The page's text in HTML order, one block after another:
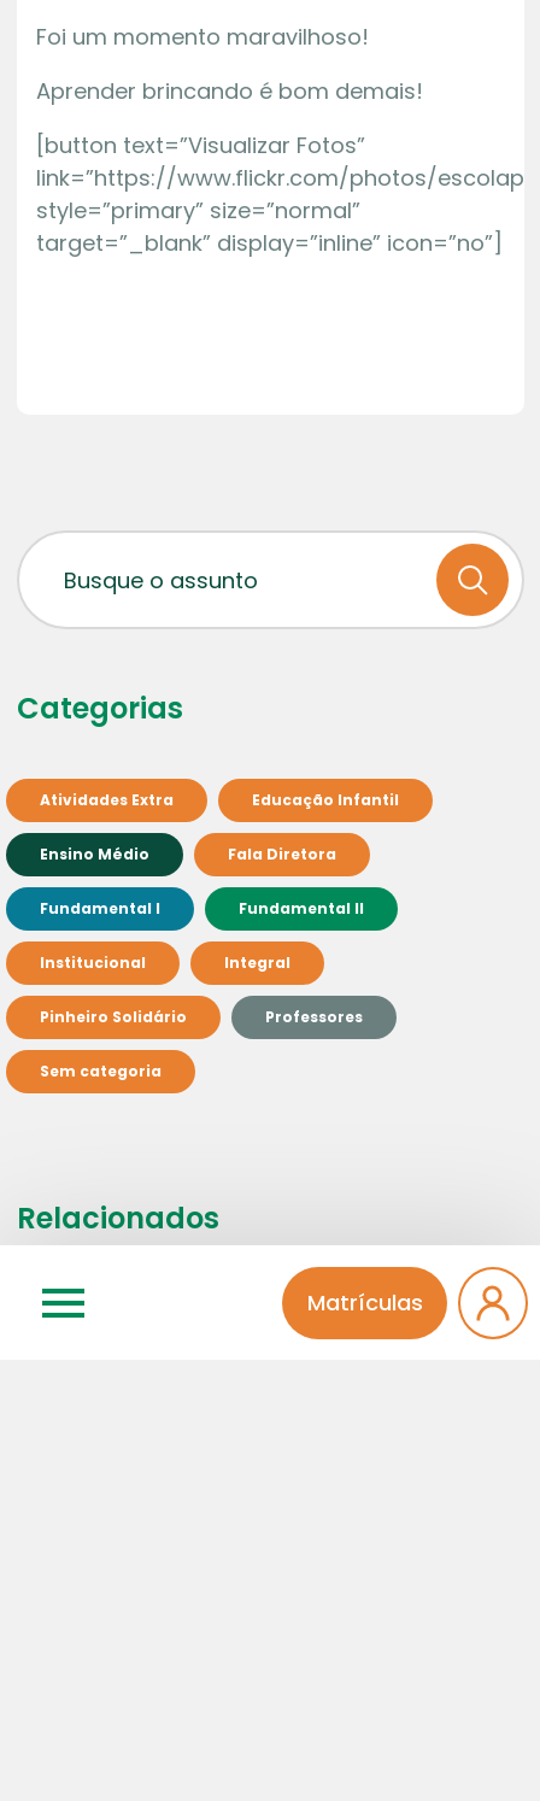
Matrículas
Foi um momento maravilhoso!
Aprender brincando é bom demais!
[button text=”Visualizar Fotos”
link=”https://www.flickr.com/photos/
style=”primary” size=”normal”
target=”_blank” display=”inline” icon=”no”]
Categorias
Atividades Extra Educação Infantil
Ensino Médio Fala Diretora
Fundamental I Fundamental II
Institucional Integral
Pinheiro Solidário Professores
Sem categoria
Relacionados